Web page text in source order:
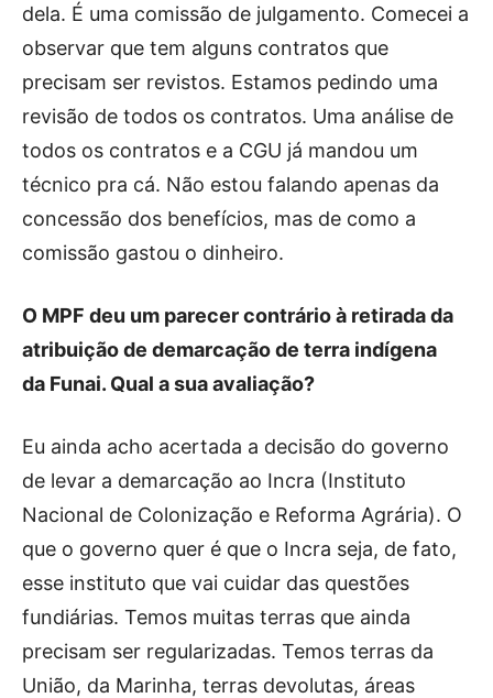
dela. É uma comissão de julgamento. Comecei a
observar que tem alguns contratos que
precisam ser revistos. Estamos pedindo uma
revisão de todos os contratos. Uma análise de
todos os contratos e a CGU já mandou um
técnico pra cá. Não estou falando apenas da
concessão dos benefícios, mas de como a
comissão gastou o dinheiro.
O MPF deu um parecer contrário à retirada da
atribuição de demarcação de terra indígena
da Funai. Qual a sua avaliação?
Eu ainda acho acertada a decisão do governo
de levar a demarcação ao Incra (Instituto
Nacional de Colonização e Reforma Agrária). O
que o governo quer é que o Incra seja, de fato,
esse instituto que vai cuidar das questões
fundiárias. Temos muitas terras que ainda
precisam ser regularizadas. Temos terras da
União, da Marinha, terras devolutas, áreas